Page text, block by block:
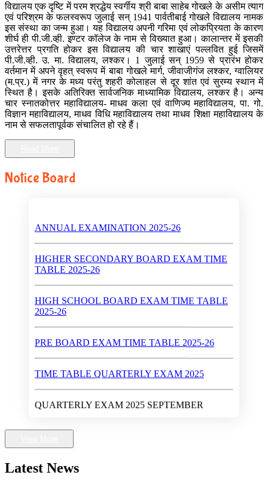
विद्यालय एक दृष्टि में परम श्रद्धेय स्वर्गीय श्री बाबा साहेब गोखले के असीम त्याग
एवं परिश्रम के फलस्वरूप जुलाई सन् 1941 पार्वतीबाई गोखले विद्यालय नामक
इस संस्था का जन्म हुआ। यह विद्यालय अपनी गरिमा एवं लोकप्रियता के कारण
शीर्घ ही पी.जी.व्ही. इण्टर कॉलेज के नाम से विख्यात हुआ। कालान्तर में इसकी
उत्तरेत्तर प्रगति होकर इस विद्यालय की चार शाखाएं पल्लवित हुई जिसमें
पी.जी.व्ही. उ. मा. विद्यालय, लश्कर। 1 जुलाई सन् 1959 से प्रारंभ होकर
वर्तमान में अपने वृहत् स्वरूप में बाबा गोखले मार्ग, जीवाजीगंज लश्कर, ग्वालियर
(म.प्र.) में नगर के मध्य परंतु शहरी कोलाहल से दूर शांत एवं सुरम्य स्थान में
स्थित है। इसके अतिरिक्त सार्वजनिक माध्यामिक विद्यालय, लश्कर है। अन्य
चार स्नातकोत्तर महाविद्यालय- माधव कला एवं वाणिज्य महाविद्यालय, पा. गो.
विज्ञान महाविद्यालय, माधव विधि महाविद्यालय तथा माधव शिक्षा महाविद्यालय के
नाम से सफलतापूर्वक संचालित हो रहे हैं।
Notice Board
HIGHER SECONDARY BOARD EXAM TIME
TABLE 2025-26
HIGH SCHOOL BOARD EXAM TIME TABLE
2025-26
PRE BOARD EXAM TIME TABLE 2025-26
TIME TABLE QUARTERLY EXAM 2025
QUARTERLY EXAM 2025 SEPTEMBER
2024
Latest News